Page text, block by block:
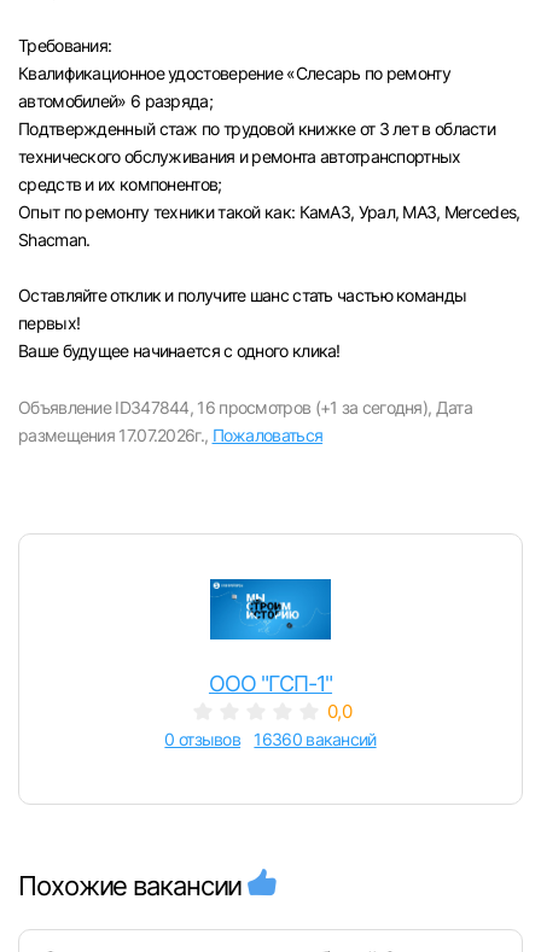
Вход в личный кабинет
вакансии с контактами и оставлять отклики
E-mail или Телефон
Войти
Требования:
Квалификационное удостоверение «Слесарь по ремонту
автомобилей» 6 разряда;
Подтвержденный стаж по трудовой книжке от 3 лет в области
технического обслуживания и ремонта автотранспортных
средств и их компонентов;
Опыт по ремонту техники такой как: КамАЗ, Урал, МАЗ, Mercedes,
Shacman.
Оставляйте отклик и получите шанс стать частью команды
первых!
Ваше будущее начинается с одного клика!
Объявление ID347844, 16 просмотров (+1 за сегодня), Дата
размещения 17.07.2026г., Пожаловаться
ООО "ГСП-1"
0,0
0 отзывов 16360 вакансий
Похожие вакансии